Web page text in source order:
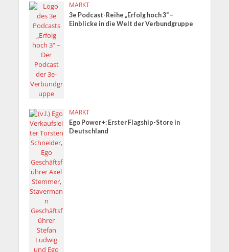
MARKT
3e Podcast-Reihe „Erfolg hoch 3“ –
Einblicke in die Welt der Verbundgruppe
MARKT
Ego Power+: Erster Flagship-Store in
Deutschland